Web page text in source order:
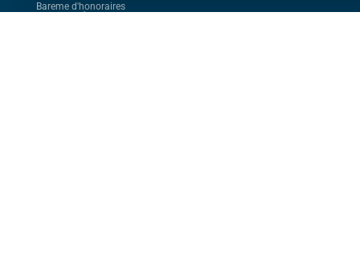
Bareme d'honoraires